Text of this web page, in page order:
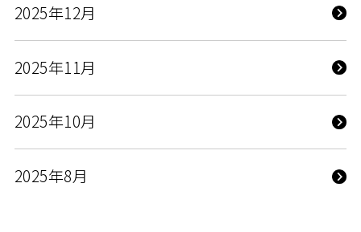
2025年12月
2025年11月
2025年10月
2025年8月